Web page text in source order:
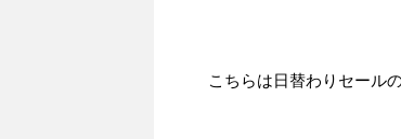
こちらは日替わりセール